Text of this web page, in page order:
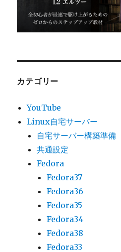
カテゴリー
YouTube
Linux自宅サーバー
自宅サーバー構築準備
共通設定
Fedora
Fedora37
Fedora36
Fedora35
Fedora34
Fedora38
Fedora33